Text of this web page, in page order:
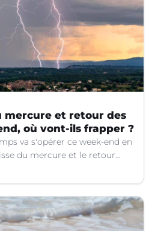
mercure et retour des
où vont-ils frapper ?
va s'opérer ce week-end en
du mercure et le retour